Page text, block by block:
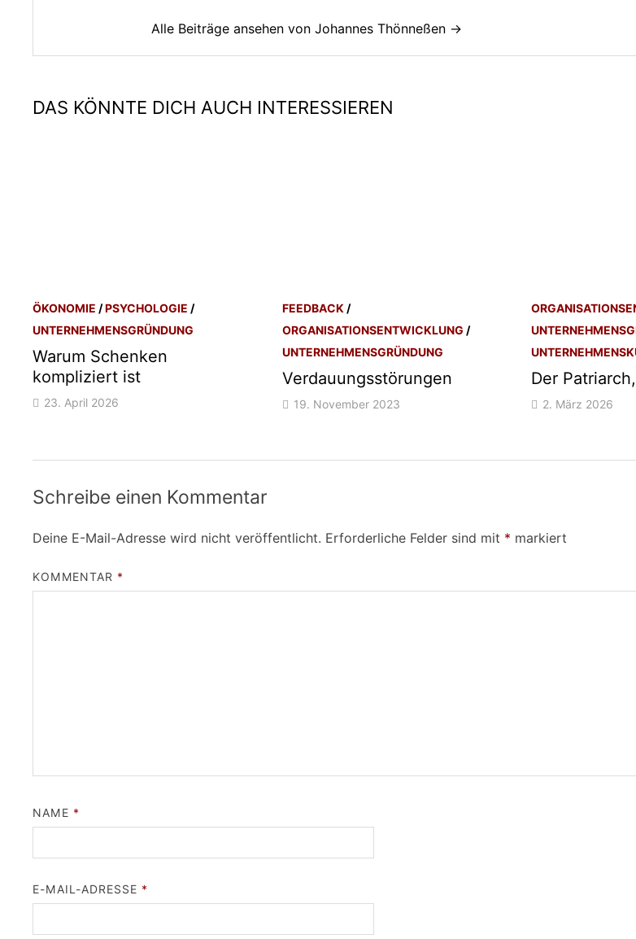
Alle Beiträge ansehen von Johannes Thönneßen →
DAS KÖNNTE DICH AUCH INTERESSIEREN
ÖKONOMIE /PSYCHOLOGIE /
UNTERNEHMENSGRÜNDUNG
Warum Schenken
kompliziert ist
23. April 2026
FEEDBACK /
ORGANISATIONSENTWICKLUNG /
UNTERNEHMENSGRÜNDUNG
Verdauungsstörungen
19. November 2023
Der
2. März 2026
Schreibe einen Kommentar
Deine E-Mail-Adresse wird nicht veröffentlicht. Erforderliche Felder sind mit * markiert
KOMMENTAR *
NAME *
E-MAIL-ADRESSE *